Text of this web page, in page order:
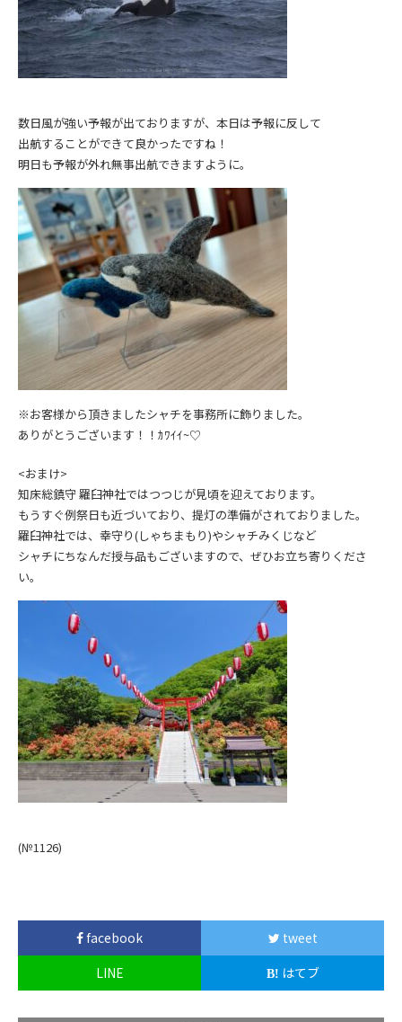
数日風が強い予報が出ておりますが、本日は予報に反して
出航することができて良かったですね！
明日も予報が外れ無事出航できますように。
※お客様から頂きましたシャチを事務所に飾りました。
ありがとうございます！！ｶﾜｲｲ~♡
<おまけ>
知床総鎮守 羅臼神社ではつつじが見頃を迎えております。
もうすぐ例祭日も近づいており、提灯の準備がされておりました。
羅臼神社では、幸守り(しゃちまもり)やシャチみくじなど
シャチにちなんだ授与品もございますので、ぜひお立ち寄りくださ
い。
(№1126)
facebook
tweet
LINE
はてブ